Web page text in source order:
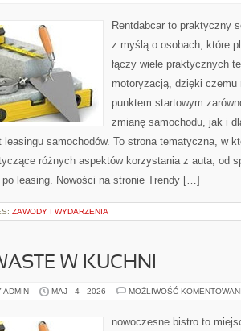
Rentdabcar to praktyczny
z myślą o osobach, które
łączy wiele praktycznych
motoryzacją, dzięki
punktem startowym
zmianę samochodu, jak i
leasingu samochodów. To strona tematyczna, w
różnych aspektów korzystania z auta, od
leasing. Nowości na stronie Trendy […]
ZAWODY I WYDARZENIA
W KUCHNI
ADMIN MAJ - 4 - 2026 MOŻLIWOŚĆ
nowoczesne bistro to